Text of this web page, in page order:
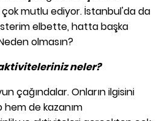
mutlu ediyor. İstanbul'da da
elbette, hatta başka
olmasın?
neler?
çağındalar. Onların ilgisini
de kazanım